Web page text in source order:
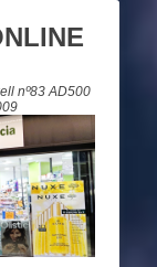
nº83 AD500